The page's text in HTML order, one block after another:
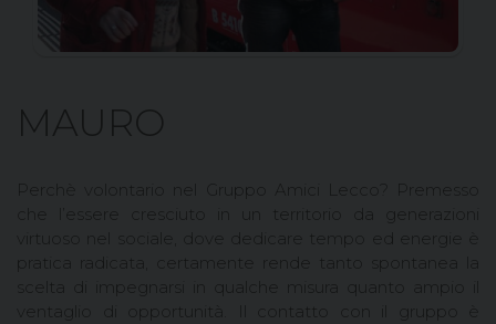
MAURO
Perchè volontario nel Gruppo Amici Lecco? Premesso
che l’essere cresciuto in un territorio da generazioni
virtuoso nel sociale, dove dedicare tempo ed energie è
pratica radicata, certamente rende tanto spontanea la
scelta di impegnarsi in qualche misura quanto ampio il
ventaglio di opportunità. Il contatto con il gruppo è